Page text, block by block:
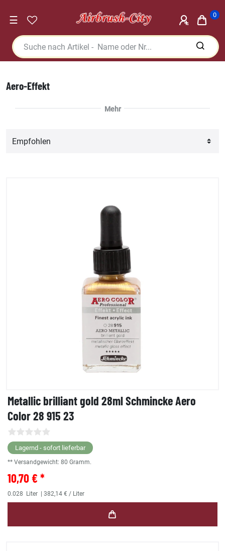
☰ 0
Aero-Effekt
Metallic brilliant gold 28ml Schmincke Aero
Color 28 915 23
Lagernd - sofort lieferbar
** Versandgewicht: 80 Gramm.
10,70 € *
0.028 Liter | 382,14 € / Liter